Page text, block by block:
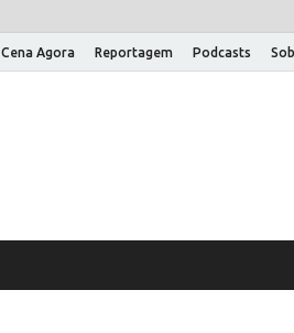
Cena Agora Reportagem Podcasts